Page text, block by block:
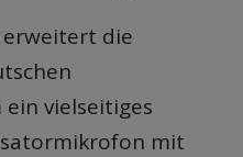
erweitert die
vielseitiges
mit